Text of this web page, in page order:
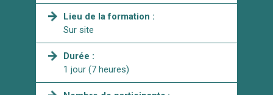
Lieu de la formation :
Sur site
Durée :
1 jour (7 heures)